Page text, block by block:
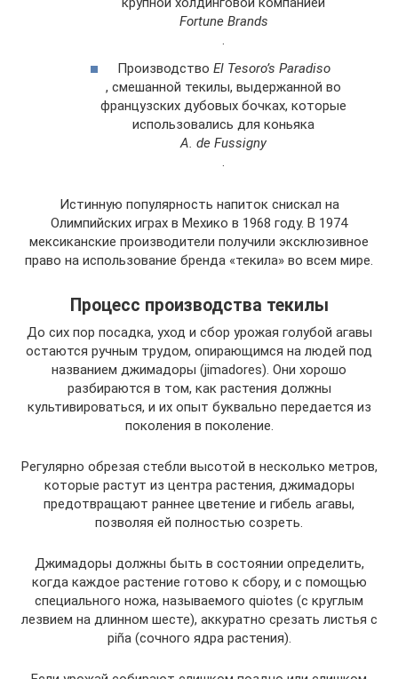
Fortune Brands
.
Производство El Tesoro’s Paradiso
, смешанной текилы, выдержанной во
французских дубовых бочках, которые
использовались для коньяка
A. de Fussigny
.
Истинную популярность напиток снискал на
Олимпийских играх в Мехико в 1968 году. В 1974
мексиканские производители получили эксклюзивное
право на использование бренда «текила» во всем мире.
Процесс производства текилы
До сих пор посадка, уход и сбор урожая голубой агавы
остаются ручным трудом, опирающимся на людей под
названием джимадоры (jimadores). Они хорошо
разбираются в том, как растения должны
культивироваться, и их опыт буквально передается из
поколения в поколение.
Регулярно обрезая стебли высотой в несколько метров,
которые растут из центра растения, джимадоры
предотвращают раннее цветение и гибель агавы,
позволяя ей полностью созреть.
Джимадоры должны быть в состоянии определить,
когда каждое растение готово к сбору, и с помощью
специального ножа, называемого quiotes (с круглым
лезвием на длинном шесте), аккуратно срезать листья с
piña (сочного ядра растения).